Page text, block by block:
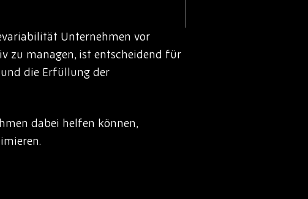
Unternehmen vor
zu managen, ist entscheidend für
die Erfüllung der
dabei helfen können,